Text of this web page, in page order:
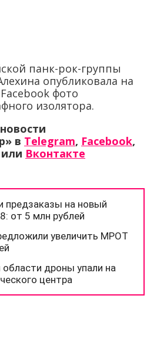
панк-рок-группы
опубликовала на
фото
изолятора.
в Telegram, Facebook,
или Вконтакте